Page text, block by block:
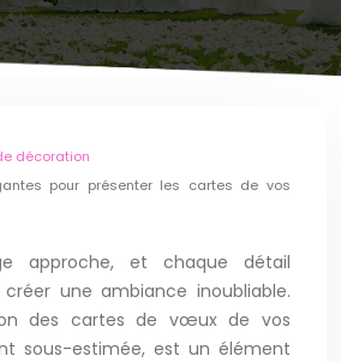
décoration
pour présenter les cartes de vos
approche, et chaque détail
une ambiance inoubliable.
des cartes de vœux de vos
sous-estimée, est un élément